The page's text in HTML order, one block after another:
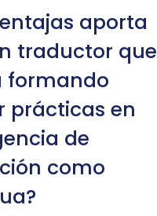
aporta
traductor que
formando
prácticas en
de
como